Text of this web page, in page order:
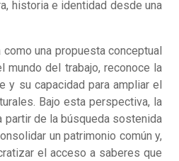
historia e identidad desde una
una propuesta conceptual
mundo del trabajo, reconoce la
y su capacidad para ampliar el
Bajo esta perspectiva, la
partir de la búsqueda sostenida
un patrimonio común y,
el acceso a saberes que